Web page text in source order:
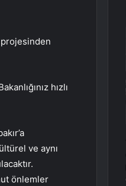
projesinden
hızlı
ve aynı
önlemler